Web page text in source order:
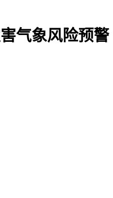
气象风险预警